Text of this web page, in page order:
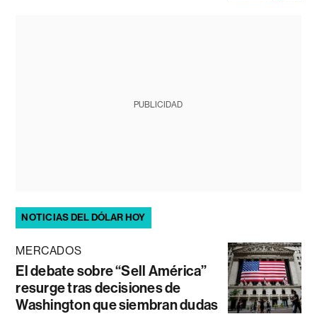
PUBLICIDAD
NOTICIAS DEL DÓLAR HOY
MERCADOS
El debate sobre “Sell América”
resurge tras decisiones de
Washington que siembran dudas